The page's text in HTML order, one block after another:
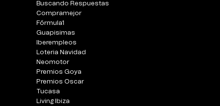
Buscando Respuestas
Compramejor
Fórmula1
Guapisimas
Iberempleos
Loteria Navidad
Neomotor
Premios Goya
Premios Oscar
Tucasa
Living Ibiza